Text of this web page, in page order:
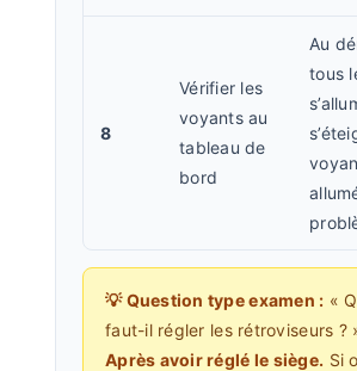
8
Vérifier les
voyants au
tableau de
bord
Au
tous
💡 Question type examen : «
faut-il régler les rétroviseurs ?
Après avoir réglé le siège. Si